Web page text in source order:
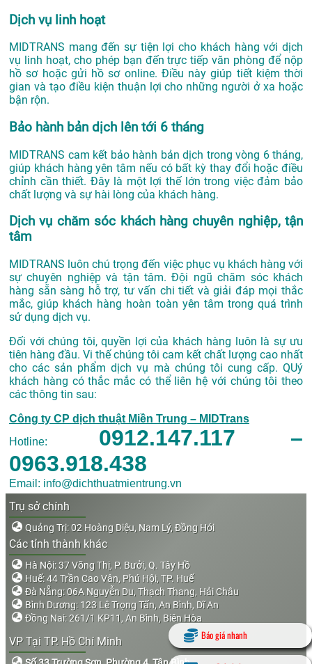
Dịch vụ linh hoạt
MIDTRANS mang đến sự tiện lợi cho khách hàng với dịch
vụ linh hoạt, cho phép bạn đến trực tiếp văn phòng để nộp
hồ sơ hoặc gửi hồ sơ online. Điều này giúp tiết kiệm thời
gian và tạo điều kiện thuận lợi cho những người ở xa hoặc
bận rộn.
Bảo hành bản dịch lên tới 6 tháng
MIDTRANS cam kết bảo hành bản dịch trong vòng 6 tháng,
giúp khách hàng yên tâm nếu có bất kỳ thay đổi hoặc điều
chỉnh cần thiết. Đây là một lợi thế lớn trong việc đảm bảo
chất lượng và sự hài lòng của khách hàng.
Dịch vụ chăm sóc khách hàng chuyên nghiệp, tận
tâm
MIDTRANS luôn chú trọng đến việc phục vụ khách hàng với
sự chuyên nghiệp và tận tâm. Đội ngũ chăm sóc khách
hàng sẵn sàng hỗ trợ, tư vấn chi tiết và giải đáp mọi thắc
mắc, giúp khách hàng hoàn toàn yên tâm trong quá trình
sử dụng dịch vụ.
Đối với chúng tôi, quyền lợi của khách hàng luôn là sự ưu
tiên hàng đầu. Vi thế chúng tôi cam kết chất lượng cao nhất
cho các sản phẩm dịch vụ mà chúng tôi cung cấp. QUý
khách hàng có thắc mắc có thể liên hệ với chúng tôi theo
các thông tin sau:
Công ty CP dịch thuật Miền Trung – MIDTrans
Hotline: 0912.147.117 –
0963.918.438
Email: info@dichthuatmientrung.vn
Trụ sở chính
Quảng Trị: 02 Hoàng Diệu, Nam Lý, Đồng Hới
Các tỉnh thành khác
Hà Nội: 37 Võng Thị, P. Bưởi, Q. Tây Hồ
Huế: 44 Trần Cao Vân, Phú Hội, TP. Huế
Đà Nẵng: 06A Nguyễn Du, Thạch Thang, Hải Châu
Bình Dương: 123 Lê Trọng Tấn, An Bình, Dĩ An
Đồng Nai: 261/1 KP11, An Bình, Biên Hòa
VP Tại TP. Hồ Chí Minh Báo giá nhanh